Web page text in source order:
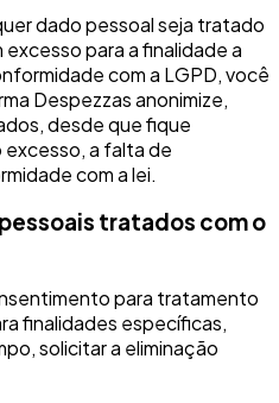
dado pessoal seja tratado
para a finalidade a
com a LGPD, você
Despezzas anonimize,
desde que fique
a falta de
com a lei.
tratados com o
para tratamento
finalidades específicas,
solicitar a eliminação